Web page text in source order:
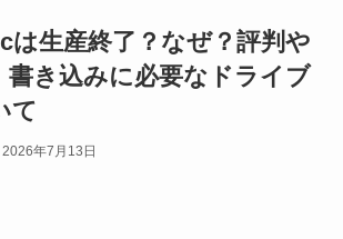
は生産終了？なぜ？評判や
書き込みに必要なドライブ
て
2026年7月13日